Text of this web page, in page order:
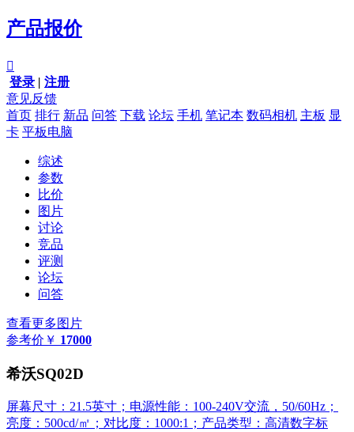
产品报价

登录 | 注册
意见反馈
首页 排行 新品 问答 下载 论坛 手机 笔记本 数码相机 主板 显
卡 平板电脑
综述
参数
比价
图片
讨论
竞品
评测
论坛
问答
查看更多图片
参考价 ￥ 17000
希沃SQ02D
屏幕尺寸：21.5英寸；电源性能：100-240V交流，50/60Hz；
亮度：500cd/㎡；对比度：1000:1；产品类型：高清数字标